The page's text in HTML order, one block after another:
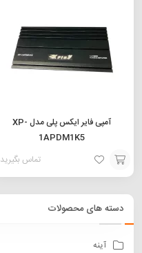
آمپی فایر ایکس پلی مدل XP-
1APDM1K5
تماس بگیرید
افزودن
سبد
دسته های محصولات
آینه